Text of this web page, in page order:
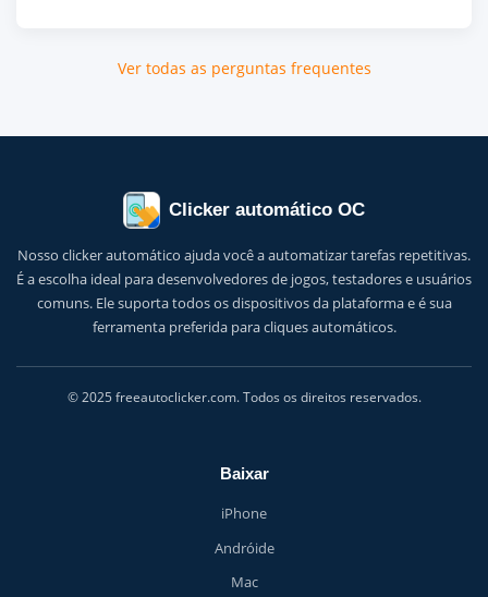
Ver todas as perguntas frequentes
Clicker automático OC
Nosso clicker automático ajuda você a automatizar tarefas repetitivas.
É a escolha ideal para desenvolvedores de jogos, testadores e usuários
comuns. Ele suporta todos os dispositivos da plataforma e é sua
ferramenta preferida para cliques automáticos.
© 2025 freeautoclicker.com. Todos os direitos reservados.
Baixar
iPhone
Andróide
Mac